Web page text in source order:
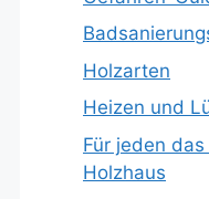
Holzarten
Heizen und
Für jeden
Holzhaus